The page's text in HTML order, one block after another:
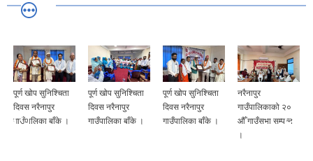
पूर्ण खोप सुनिश्चिता
दिवस नरैनापुर
गाउँपालिका बाँके ।
पूर्ण खोप सुनिश्चिता
दिवस नरैनापुर
गाउँपालिका बाँके ।
नरैनापुर
गाउँपालिकाको २०
औँ गाउँसभा सम्पन्न
नरैनापुर
गाउँपालिकाको २०
औँ गाउँसभा सम्पन्न